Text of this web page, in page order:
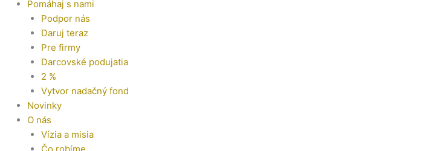
Pomáhaj s nami
Podpor nás
Daruj teraz
Pre firmy
Darcovské podujatia
2 %
Vytvor nadačný fond
Novinky
O nás
Vízia a misia